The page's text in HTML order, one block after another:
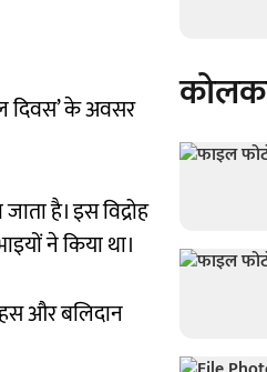
दिवस’ के अवसर
है। इस विद्रोह
ने किया था।
और बलिदान